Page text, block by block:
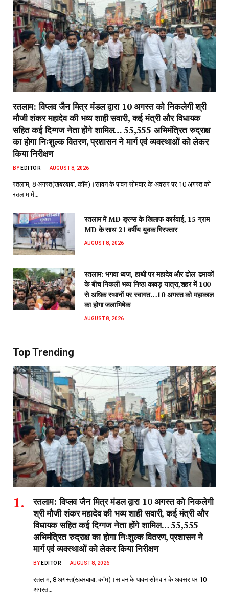
रतलाम: विप्लव जैन मित्र मंडल द्वारा 10 अगस्त को निकलेगी श्री
मौजी शंकर महादेव की भव्य शाही सवारी, कई मंत्री और विधायक
सहित कई दिग्गज नेता होंगे शामिल… 55,555 अभिमंत्रित रुद्राक्ष
का होगा निःशुल्क वितरण, प्रशासन ने मार्ग एवं व्यवस्थाओं को लेकर
किया निरीक्षण
BY EDITOR AUGUST 8, 2026
रतलाम, 8 अगस्त(खबरबाबा. कॉम)।सावन के पावन सोमवार के अवसर पर 10 अगस्त को
रतलाम में…
रतलाम में MD ड्रग्स के खिलाफ कार्रवाई, 15 ग्राम
MD के साथ 21 वर्षीय युवक गिरफ्तार
AUGUST 8, 2026
रतलाम: भगवा ध्वज, हाथी पर महादेव और ढोल-ढमाकों
के बीच निकली भव्य निष्ठा कावड़ यात्रा,शहर में 100
से अधिक स्थानों पर स्वागत…10 अगस्त को महाकाल
का होगा जलाभिषेक
AUGUST 8, 2026
Top Trending
रतलाम: विप्लव जैन मित्र मंडल द्वारा 10 अगस्त को निकलेगी
श्री मौजी शंकर महादेव की भव्य शाही सवारी, कई मंत्री और
विधायक सहित कई दिग्गज नेता होंगे शामिल… 55,555
अभिमंत्रित रुद्राक्ष का होगा निःशुल्क वितरण, प्रशासन ने
मार्ग एवं व्यवस्थाओं को लेकर किया निरीक्षण
BY EDITOR AUGUST 8, 2026
रतलाम, 8 अगस्त(खबरबाबा. कॉम)।सावन के पावन सोमवार के अवसर पर 10
अगस्त…